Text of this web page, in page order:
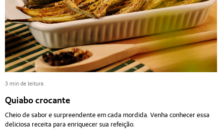
3 min de leitura
Quiabo crocante
Cheio de sabor e surpreendente em cada mordida. Venha conhecer essa
deliciosa receita para enriquecer sua refeição.